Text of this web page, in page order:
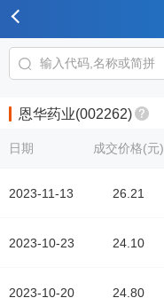
恩华药业(002262)
日期
2023-11-13
2023-10-23
2023-10-20
成交价格(元)
26.21
24.10
24.80